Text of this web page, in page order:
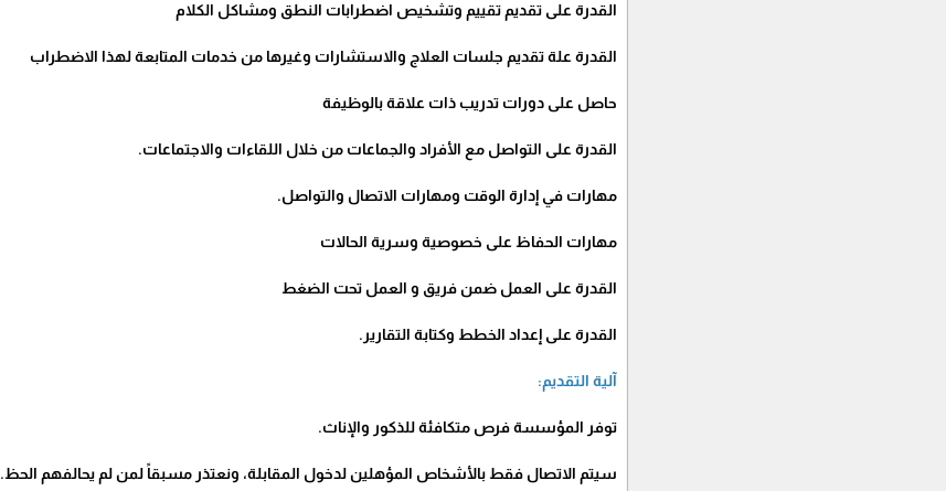
القدرة على تقديم تقييم وتشخيص اضطرابات النطق ومشاكل الكلام
القدرة علة تقديم جلسات العلاج والاستشارات وغيرها من خدمات المتابعة لهذا الاضطراب
حاصل على دورات تدريب ذات علاقة بالوظيفة
القدرة على التواصل مع الأفراد والجماعات من خلال اللقاءات والاجتماعات.
مهارات في إدارة الوقت ومهارات الاتصال والتواصل.
مهارات الحفاظ على خصوصية وسرية الحالات
القدرة على العمل ضمن فريق و العمل تحت الضغط
القدرة على إعداد الخطط وكتابة التقارير.
آلية التقديم:
توفر المؤسسة فرص متكافئة للذكور والإناث.
سيتم الاتصال فقط بالأشخاص المؤهلين لدخول المقابلة، ونعتذر مسبقاً لمن لم يحالفهم الحظ.